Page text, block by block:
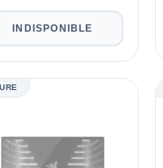
INDISPONIBLE